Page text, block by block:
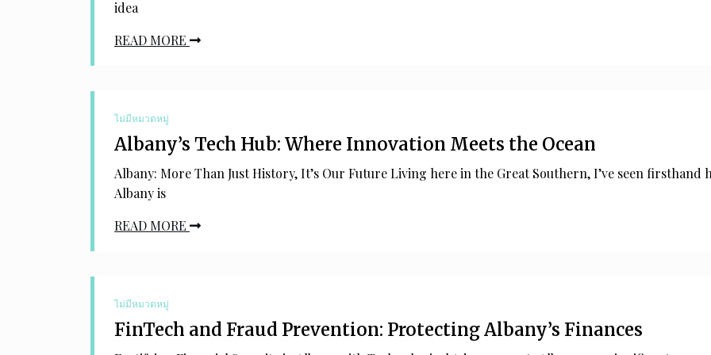
idea
READ MORE
ไม่มีหมวดหมู่
Albany’s Tech Hub: Where Innovation Meets the Ocean
Albany: More Than Just History, It’s Our Future Living here in the Great Southern, I’ve seen firsthand
Albany is
READ MORE
ไม่มีหมวดหมู่
FinTech and Fraud Prevention: Protecting Albany’s Finances